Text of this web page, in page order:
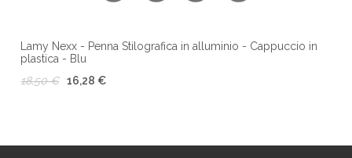
Lamy Nexx - Penna Stilografica in alluminio - Cappuccio in
plastica - Blu
18,50 €
16,28 €